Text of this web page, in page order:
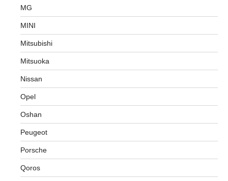
MG
MINI
Mitsubishi
Mitsuoka
Nissan
Opel
Oshan
Peugeot
Porsche
Qoros